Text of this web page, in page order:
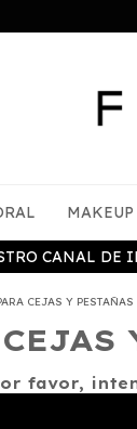
CANAL DE
MAKEUP
CEJAS Y PESTAÑAS
favor,